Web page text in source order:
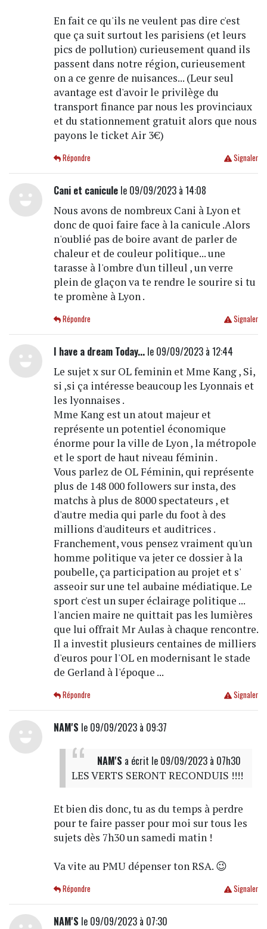
En fait ce qu'ils ne veulent pas dire c'est
que ça suit surtout les parisiens (et leurs
pics de pollution) curieusement quand ils
passent dans notre région, curieusement
on a ce genre de nuisances... (Leur seul
avantage est d'avoir le privilège du
transport finance par nous les provinciaux
et du stationnement gratuit alors que nous
payons le ticket Air 3€)
Signaler
Répondre
Cani et caniculele 09/09/2023 à 14:08
Nous avons de nombreux Cani à Lyon et
donc de quoi faire face à la canicule .Alors
n'oublié pas de boire avant de parler de
chaleur et de couleur politique... une
tarasse à l'ombre d'un tilleul , un verre
plein de glaçon va te rendre le sourire si tu
te promène à Lyon .
Signaler
Répondre
I have a dream Today...le 09/09/2023 à 12:44
Le sujet x sur OL feminin et Mme Kang , Si,
si ,si ça intéresse beaucoup les Lyonnais et
les lyonnaises .
Mme Kang est un atout majeur et
représente un potentiel économique
énorme pour la ville de Lyon , la métropole
et le sport de haut niveau féminin .
Vous parlez de OL Féminin, qui représente
plus de 148 000 followers sur insta, des
matchs à plus de 8000 spectateurs , et
d'autre media qui parle du foot à des
millions d'auditeurs et auditrices .
Franchement, vous pensez vraiment qu'un
homme politique va jeter ce dossier à la
poubelle, ça participation au projet et s'
asseoir sur une tel aubaine médiatique. Le
sport c'est un super éclairage politique ...
l'ancien maire ne quittait pas les lumières
que lui offrait Mr Aulas à chaque rencontre.
Il a investit plusieurs centaines de milliers
d'euros pour l'OL en modernisant le stade
de Gerland à l'époque ...
Signaler
Répondre
NAM'S le 09/09/2023 à 09:37
NAM‎'S a écrit le 09/09/2023 à 07h30
LES VERTS SERONT RECONDUIS !!!!
Et bien dis donc, tu as du temps à perdre
pour te faire passer pour moi sur tous les
sujets dès 7h30 un samedi matin !
Va vite au PMU dépenser ton RSA. 😉
Signaler
Répondre
NAM‎'S le 09/09/2023 à 07:30